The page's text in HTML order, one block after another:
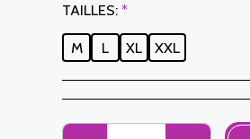
TAILLES: *
M L XL XXL